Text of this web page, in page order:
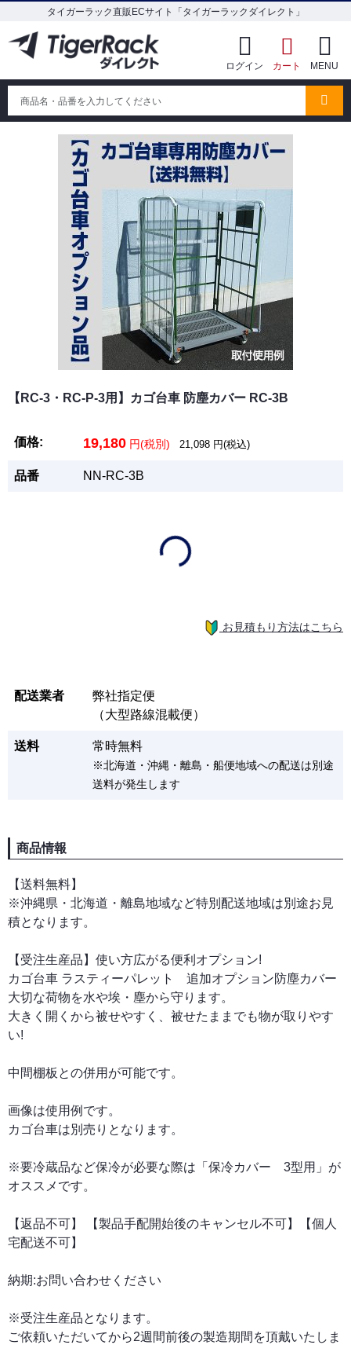
タイガーラック直販ECサイト「タイガーラックダイレクト」
ログイン カート MENU
【RC-3・RC-P-3用】カゴ台車 防塵カバー RC-3B
価格: 19,180 円(税別) 21,098 円(税込)
品番 NN-RC-3B
お見積もり方法はこちら
配送業者
弊社指定便
（大型路線混載便）
送料 常時無料
※北海道・沖縄・離島・船便地域への配送は別途
送料が発生します
商品情報
【送料無料】
※沖縄県・北海道・離島地域など特別配送地域は別途お見
積となります。
【受注生産品】使い方広がる便利オプション!
カゴ台車 ラスティーパレット 追加オプション防塵カバー
大切な荷物を水や埃・塵から守ります。
大きく開くから被せやすく、被せたままでも物が取りやす
い!
中間棚板との併用が可能です。
画像は使用例です。
カゴ台車は別売りとなります。
※要冷蔵品など保冷が必要な際は「保冷カバー 3型用」が
オススメです。
【返品不可】 【製品手配開始後のキャンセル不可】【個人
宅配送不可】
納期:お問い合わせください
※受注生産品となります。
ご依頼いただいてから2週間前後の製造期間を頂戴いたしま